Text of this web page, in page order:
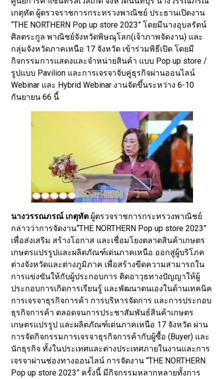
เกตุทัต ผู้ตรวจราชการกระทรวงพาณิชย์ ประธานเปิดงาน
“THE NORTHERN Pop up store 2023” โดยมีนางอุบลรัตน์
ศิลตระกูล พาณิชย์จังหวัดพิษณุโลก(เจ้าภาพจัดงาน) และ
กลุ่มจังหวัดภาคเหนือ 17 จังหวัด เข้าร่วมพิธีเปิด โดยมี
กิจกรรมการแสดงและจำหน่ายสินค้า แบบ Pop up store /
รูปแบบ Pavilion และการเจรจาจับคู่ธุรกิจผ่านออนไลน์
Webinar และ Hybrid Webinar งานจัดขึ้นระหว่าง 6-10
กันยายน 66 นี้
นางวรรณภรณ์ เกตุทัต ผู้ตรวจราชการกระทรวงพาณิชย์
กล่าวว่าการจัดงาน“THE NORTHERN Pop up store 2023”
เพื่อส่งเสริม สร้างโอกาส และเชื่อมโยงตลาดสินค้าเกษตร
เกษตรแปรรูปและผลิตภัณฑ์เด่นภาคเหนือ ออกสู่ผู้บริโภค
ต่างจังหวัดและต่างภูมิภาค เพื่อสร้างขีดความสามารถใน
การแข่งขันให้กับผู้ประกอบการ ติดอาวุธทางปัญญาให้ผู้
ประกอบการเกิดการเรียนรู้ และพัฒนาตนเองในด้านเทคนิค
การเจรจาธุรกิจการค้า การบริหารจัดการ และการประกอบ
ธุรกิจการค้า ตลอดจนการประชาสัมพันธ์สินค้าเกษตร
เกษตรแปรรูป และผลิตภัณฑ์เด่นภาคเหนือ 17 จังหวัด ผ่าน
การจัดกิจกรรมการเจรจาธุรกิจการค้ากับผู้ซื้อ (Buyer) และ
นักธุรกิจ ทั้งในประเทศและต่างประเทศภายในงานและการ
เจรจาผ่านช่องทางออนไลน์ การจัดงาน “THE NORTHERN
Pop up store 2023” ครั้งนี้ มีกิจกรรมหลากหลายทั้งการ